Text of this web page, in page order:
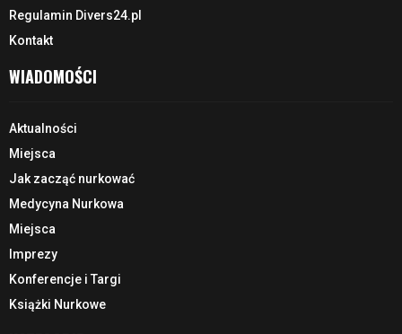
Regulamin Divers24.pl
Kontakt
WIADOMOŚCI
Aktualności
Miejsca
Jak zacząć nurkować
Medycyna Nurkowa
Miejsca
Imprezy
Konferencje i Targi
Książki Nurkowe